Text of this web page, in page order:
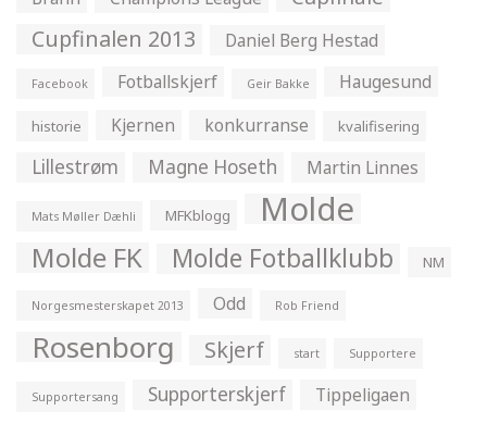
Cupfinalen 2013 Daniel Berg Hestad
Facebook Fotballskjerf Geir Bakke Haugesund
historie Kjernen konkurranse kvalifisering
Lillestrøm Magne Hoseth Martin Linnes
Mats Møller Dæhli MFKblogg Molde
Molde FK Molde Fotballklubb NM
Norgesmesterskapet 2013 Odd Rob Friend
Rosenborg Skjerf start Supportere
Supportersang Supporterskjerf Tippeligaen